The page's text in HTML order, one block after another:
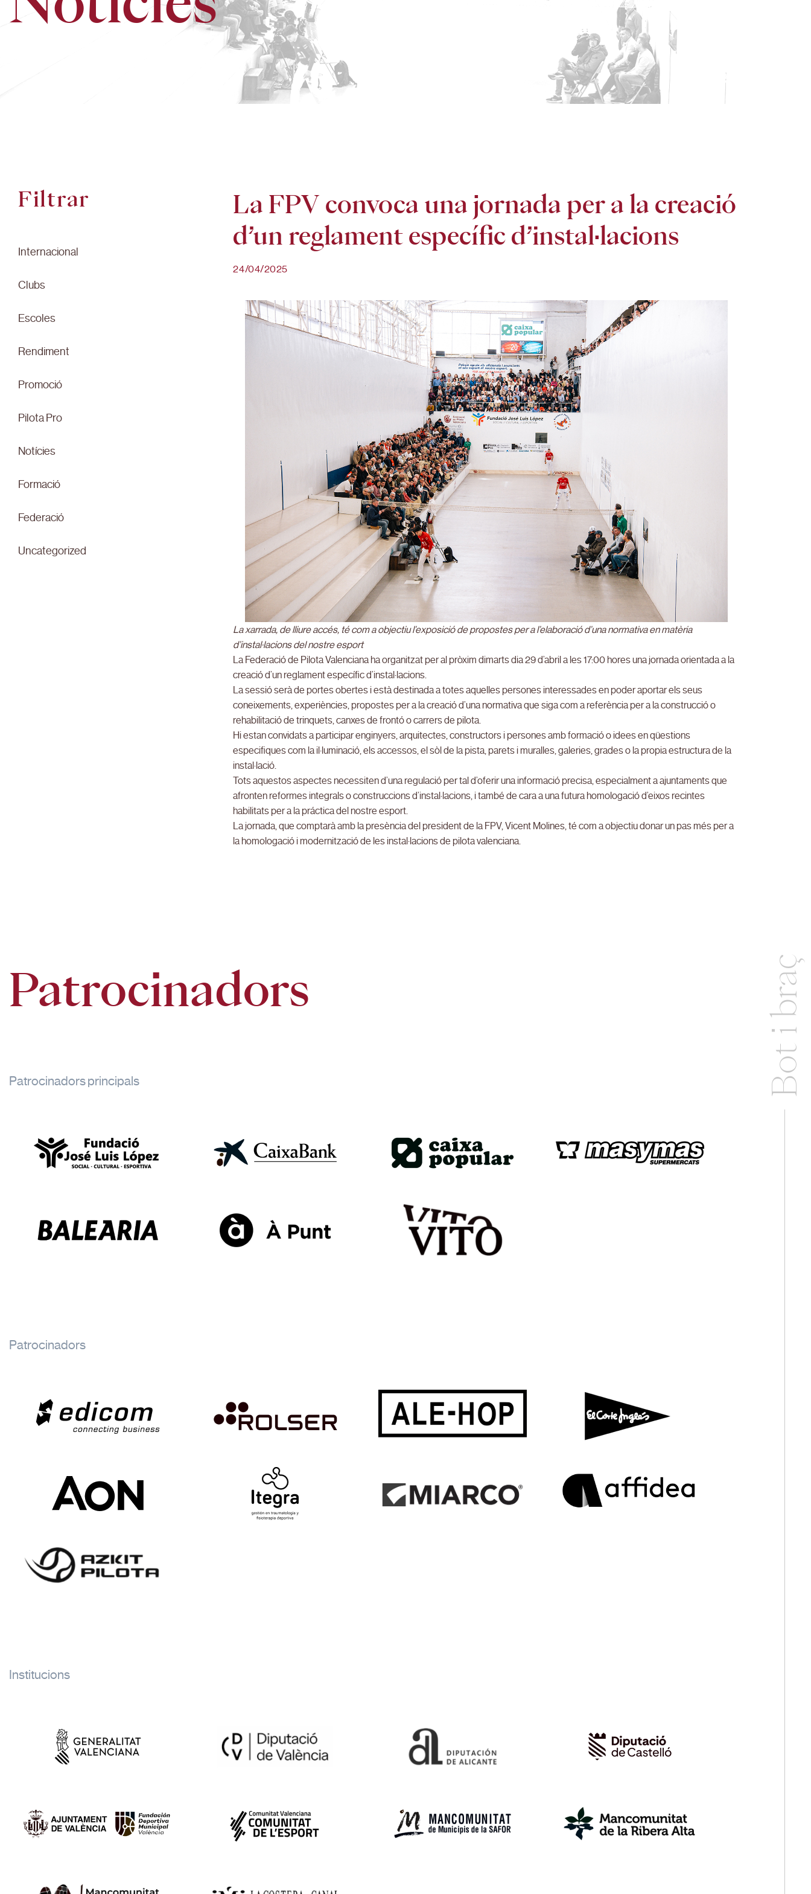
Filtrar
Internacional
Clubs
Escoles
Rendiment
Promoció
Pilota Pro
Notícies
Formació
Federació
Uncategorized
La FPV convoca una jornada per a la creació
d’un reglament específic d’instal·lacions
24/04/2025
La xarrada, de lliure accés, té com a objectiu l’exposició de propostes per a l’elaboració d’una normativa en matèria
d’instal·lacions del nostre esport
La Federació de Pilota Valenciana ha organitzat per al pròxim dimarts dia 29 d’abril a les 17:00 hores una jornada orientada a la
creació d’un reglament específic d’instal·lacions.
La sessió serà de portes obertes i està destinada a totes aquelles persones interessades en poder aportar els seus
coneixements, experiències, propostes per a la creació d’una normativa que siga com a referència per a la construcció o
rehabilitació de trinquets, canxes de frontó o carrers de pilota.
Hi estan convidats a participar enginyers, arquitectes, constructors i persones amb formació o idees en qüestions
especifiques com la il·luminació, els accessos, el sòl de la pista, parets i muralles, galeries, grades o la propia estructura de la
instal·lació.
Tots aquestos aspectes necessiten d’una regulació per tal d’oferir una informació precisa, especialment a ajuntaments que
afronten reformes integrals o construccions d’instal·lacions, i també de cara a una futura homologació d’eixos recintes
habilitats per a la práctica del nostre esport.
La jornada, que comptarà amb la presència del president de la FPV, Vicent Molines, té com a objectiu donar un pas més per a
la homologació i modernització de les instal·lacions de pilota valenciana.
Patrocinadors
Patrocinadors principals
Patrocinadors
Institucions
Bot i braç